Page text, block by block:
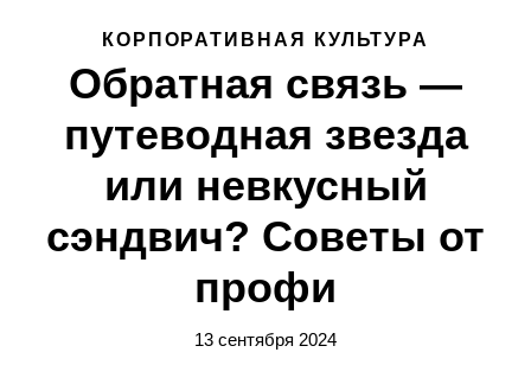
КОРПОРАТИВНАЯ КУЛЬТУРА
Обратная связь —
путеводная звезда
или невкусный
сэндвич? Советы от
профи
13 сентября 2024